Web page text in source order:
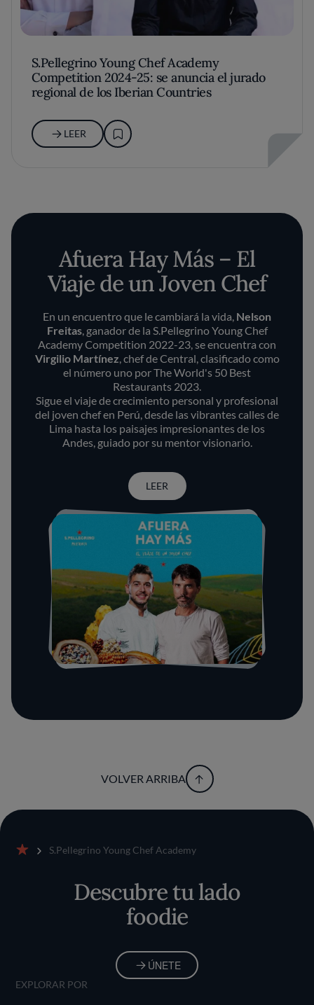
S.Pellegrino Young Chef Academy
Competition 2024-25: se anuncia el jurado
regional de los Iberian Countries
LEER
Afuera Hay Más – El
Viaje de un Joven Chef
En un encuentro que le cambiará la vida, Nelson
Freitas, ganador de la S.Pellegrino Young Chef
Academy Competition 2022-23, se encuentra con
Virgilio Martínez, chef de Central, clasificado como
el número uno por The World's 50 Best
Restaurants 2023.
Sigue el viaje de crecimiento personal y profesional
del joven chef en Perú, desde las vibrantes calles de
Lima hasta los paisajes impresionantes de los
Andes, guiado por su mentor visionario.
LEER
VOLVER ARRIBA
S.Pellegrino Young Chef Academy
Descubre tu lado
foodie
ÚNETE
EXPLORAR POR